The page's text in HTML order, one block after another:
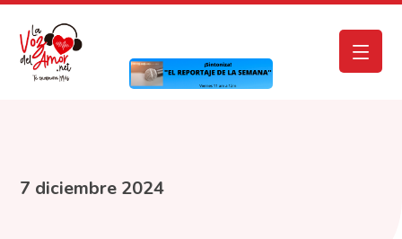
7 diciembre 2024